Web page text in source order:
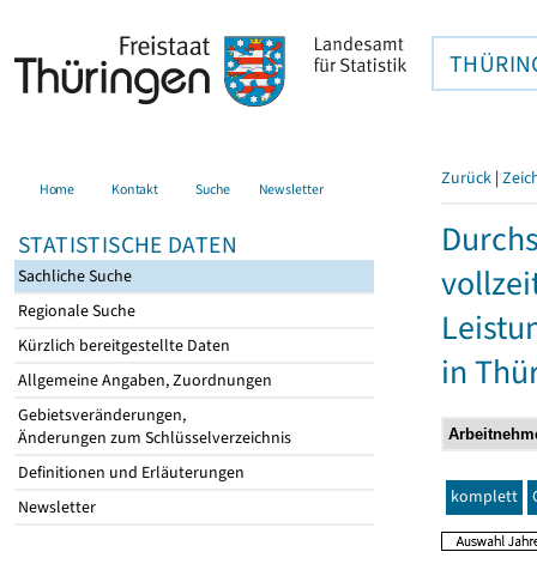
Home Kontakt Suche Newsletter
STATISTISCHE DATEN
Sachliche Suche
Regionale Suche
Kürzlich bereitgestellte Daten
Allgemeine Angaben, Zuordnungen
Gebietsveränderungen,
Änderungen zum Schlüsselverzeichnis
Definitionen und Erläuterungen
Newsletter
Zurück |
in
komplett